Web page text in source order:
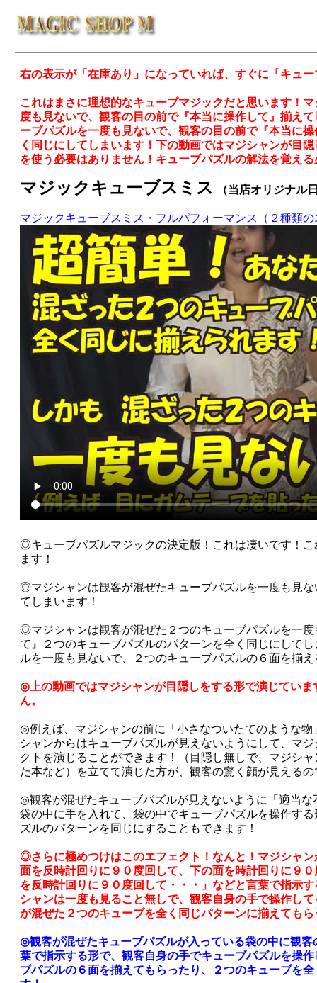
右の表示が「在庫あり」になっていれば、すぐに「キ
これはまさに理想的なキューブマジックだと思います！
度も見ないで、観客の目の前で『本当に操作して』揃え
ーブパズルを一度も見ないで、観客の目の前で『本当に
く同じにしてしまいます！下の動画ではマジシャンが目
を使う必要はありません！キューブパズルの解法を覚え
マジックキューブスミス （当店オリジナル
マジックキューブスミス・フルパフォーマンス（２種類
◎キューブパズルマジックの決定版！これは凄いです！
ます！
◎マジシャンは観客が混ぜたキューブパズルを一度も見
てしまいます！
◎マジシャンは観客が混ぜた２つのキューブパズルを一
て』２つのキューブパズルのパターンを全く同じにして
ルを一度も見ないで、２つのキューブパズルの６面を揃
◎上の動画ではマジシャンが目隠しをする形で演じてい
ん。
◎例えば、マジシャンの前に「小さなついたてのような
シャンからはキューブパズルが見えないようにして、マ
クトを演じることができます！（目隠し無しで、マジシ
た本など）を立てて演じた方が、観客の驚く顔が見える
◎観客が混ぜたキューブパズルが見えないように「適当
袋の中に手を入れて、袋の中でキューブパズルを操作す
ズルのパターンを同じにすることもできます！
◎さらに極めつけはこのエフェクト！なんと！マジシャ
面を反時計回りに９０度回して、下の面を時計回りに９
を反時計回りに９０度回して・・・」などと言葉で指示
シャンは一度も見ること無しで、観客自身の手で操作し
が混ぜた２つのキューブを全く同じパターンに揃えても
◎観客が混ぜたキューブパズルが入っている袋の中に観
葉で指示する形で、観客自身の手でキューブパズルを操
ブパズルの６面を揃えてもらったり、２つのキューブを